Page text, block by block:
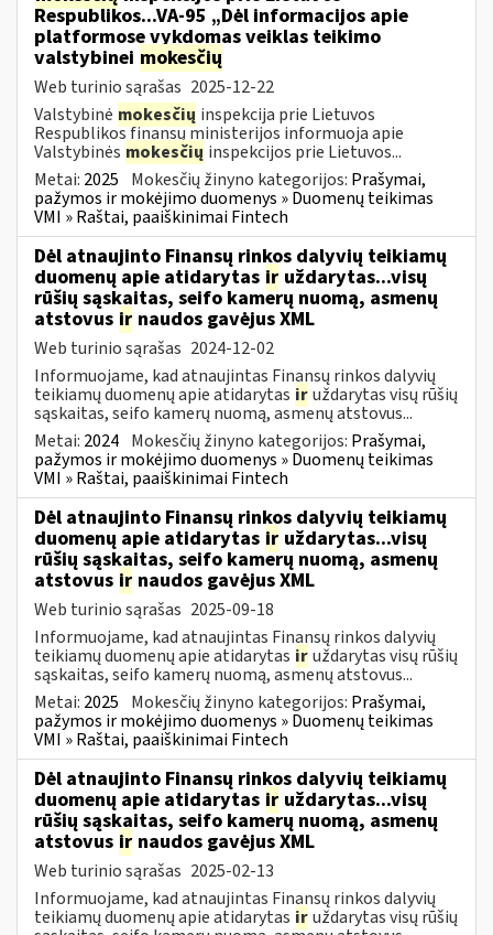
Respublikos...VA-95 „Dėl informacijos apie
platformose vykdomas veiklas teikimo
valstybinei mokesčių
Web turinio sąrašas 2025-12-22
Valstybinė mokesčių inspekcija prie Lietuvos
Respublikos finansų ministerijos informuoja apie
Valstybinės mokesčių inspekcijos prie Lietuvos...
Metai: 2025 Mokesčių žinyno kategorijos: Prašymai,
pažymos ir mokėjimo duomenys » Duomenų teikimas
VMI » Raštai, paaiškinimai Fintech
Dėl atnaujinto Finansų rinkos dalyvių teikiamų
duomenų apie atidarytas ir uždarytas...visų
rūšių sąskaitas, seifo kamerų nuomą, asmenų
atstovus ir naudos gavėjus XML
Web turinio sąrašas 2024-12-02
Informuojame, kad atnaujintas Finansų rinkos dalyvių
teikiamų duomenų apie atidarytas iruždarytas visų rūšių
sąskaitas, seifo kamerų nuomą, asmenų atstovus...
Metai: 2024 Mokesčių žinyno kategorijos: Prašymai,
pažymos ir mokėjimo duomenys » Duomenų teikimas
VMI » Raštai, paaiškinimai Fintech
Dėl atnaujinto Finansų rinkos dalyvių teikiamų
duomenų apie atidarytas ir uždarytas...visų
rūšių sąskaitas, seifo kamerų nuomą, asmenų
atstovus ir naudos gavėjus XML
Web turinio sąrašas 2025-09-18
Informuojame, kad atnaujintas Finansų rinkos dalyvių
teikiamų duomenų apie atidarytas iruždarytas visų rūšių
sąskaitas, seifo kamerų nuomą, asmenų atstovus...
Metai: 2025 Mokesčių žinyno kategorijos: Prašymai,
pažymos ir mokėjimo duomenys » Duomenų teikimas
VMI » Raštai, paaiškinimai Fintech
Dėl atnaujinto Finansų rinkos dalyvių teikiamų
duomenų apie atidarytas ir uždarytas...visų
rūšių sąskaitas, seifo kamerų nuomą, asmenų
atstovus ir naudos gavėjus XML
Web turinio sąrašas 2025-02-13
Informuojame, kad atnaujintas Finansų rinkos dalyvių
teikiamų duomenų apie atidarytas iruždarytas visų rūšių